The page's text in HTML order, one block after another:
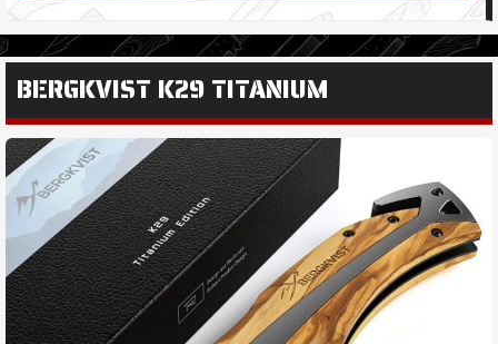
BERGKVIST K29 TITANIUM